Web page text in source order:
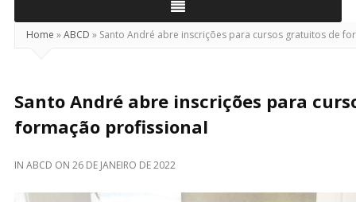
Home »ABCD » Santo André abre inscrições para cursos gratuitos de
Santo André abre inscrições para
formação profissional
IN ABCD ON 26 DE JANEIRO DE 2022